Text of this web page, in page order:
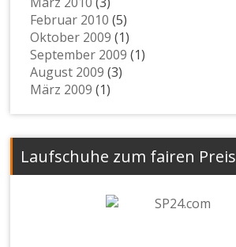
Februar 2010 (5)
Oktober 2009 (1)
September 2009 (1)
August 2009 (3)
März 2009 (1)
Laufschuhe zum fairen Preis